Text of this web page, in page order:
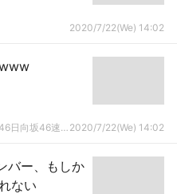
2020/7/22(We) 14:02
乃木通☆世界最速！乃木坂46欅坂46日向坂46速報まとめ 2020/7/22(We) 14:02
バー、もしか
ない